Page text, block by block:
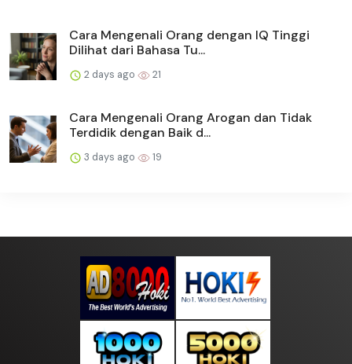
Cara Mengenali Orang dengan IQ Tinggi
Dilihat dari Bahasa Tu...
2 days ago 21
Cara Mengenali Orang Arogan dan Tidak
Terdidik dengan Baik d...
3 days ago 19